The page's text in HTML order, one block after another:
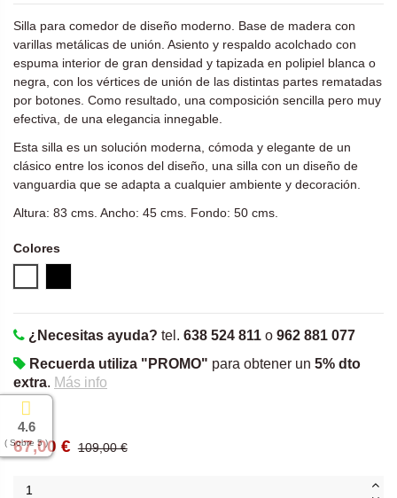
4.6
( Sobre 5 )
Silla para comedor de diseño moderno. Base de madera con
varillas metálicas de unión. Asiento y respaldo acolchado con
espuma interior de gran densidad y tapizada en polipiel blanca o
negra, con los vértices de unión de las distintas partes rematadas
por botones. Como resultado, una composición sencilla pero muy
efectiva, de una elegancia innegable.
Esta silla es un solución moderna, cómoda y elegante de un
clásico entre los iconos del diseño, una silla con un diseño de
vanguardia que se adapta a cualquier ambiente y decoración.
Altura: 83 cms. Ancho: 45 cms. Fondo: 50 cms.
Colores
¿Necesitas ayuda? tel. 638 524 811 o 962 881 077
Recuerda utiliza "PROMO" para obtener un 5% dto
extra. Más info
67,00 € 109,00 €